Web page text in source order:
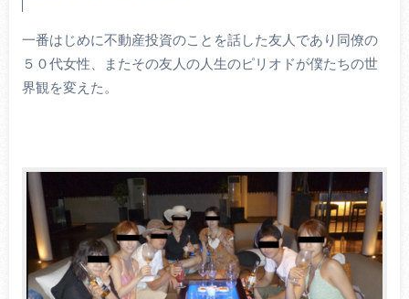
一番はじめに不動産投資のことを話した友人であり同僚の
５０代女性、またその友人の人生のピリオドが僕たちの世
界観を変えた。